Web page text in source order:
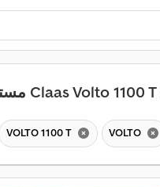
مستعملة للبيع Claas Volto 1100 T
VOLTO 1100 T VOLTO